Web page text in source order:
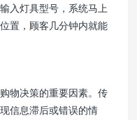
入灯具型号，系统马上
置，顾客几分钟内就能
物决策的重要因素。传
信息滞后或错误的情